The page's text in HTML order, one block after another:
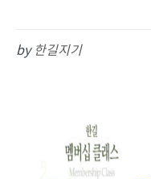
by 한길지기